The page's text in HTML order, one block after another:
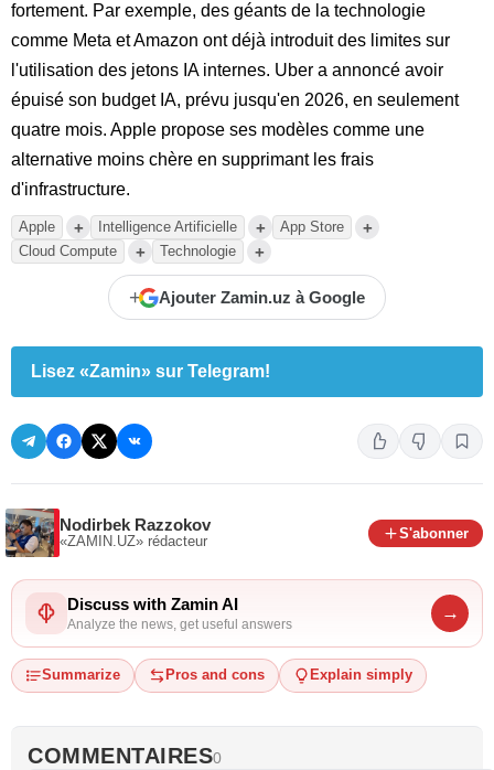
fortement. Par exemple, des géants de la technologie
comme Meta et Amazon ont déjà introduit des limites sur
l'utilisation des jetons IA internes. Uber a annoncé avoir
épuisé son budget IA, prévu jusqu'en 2026, en seulement
quatre mois. Apple propose ses modèles comme une
alternative moins chère en supprimant les frais
d'infrastructure.
Apple + Intelligence Artificielle + App Store +
Cloud Compute + Technologie +
+ Ajouter Zamin.uz à Google
Lisez «Zamin» sur Telegram!
Nodirbek Razzokov
«ZAMIN.UZ» rédacteur
S'abonner
Discuss with Zamin AI
Analyze the news, get useful answers
→
Summarize Pros and cons Explain simply
COMMENTAIRES0